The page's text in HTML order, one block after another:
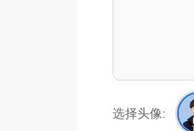
选择头像: